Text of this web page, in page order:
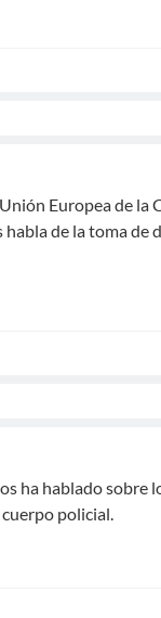
Europea de la
de la toma de
ha hablado sobre
policial.